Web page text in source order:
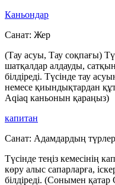
Каньондар
Санат: Жер
(Тау асуы, Тау соқпағы)
шатқалдар алдауды,
білдіреді. Түсінде тау
немесе қиындықтардан
Aqiaq каньонын қараңыз)
капитан
Санат: Адамдардың
Түсінде теңіз кемесінің
көру алыс сапарларға,
білдіреді. (Сонымен